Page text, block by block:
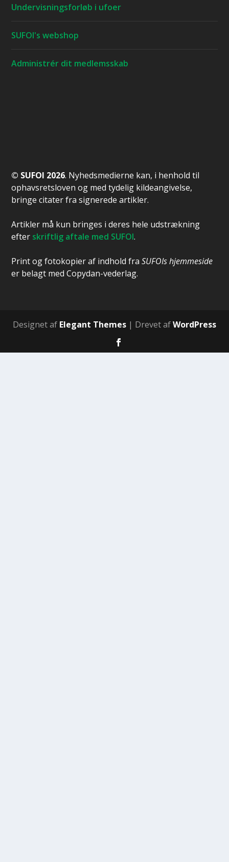
Undervisningsforløb i ufoer
SUFOI's webshop
Administrér dit medlemsskab
© SUFOI 2026. Nyhedsmedierne kan, i henhold til
ophavsretsloven og med tydelig kildeangivelse,
bringe citater fra signerede artikler.
Artikler må kun bringes i deres hele udstrækning
efter skriftlig aftale med SUFOI.
Print og fotokopier af indhold fraSUFOIs hjemmeside
er belagt med Copydan-vederlag.
Designet af Elegant Themes | Drevet afWordPress